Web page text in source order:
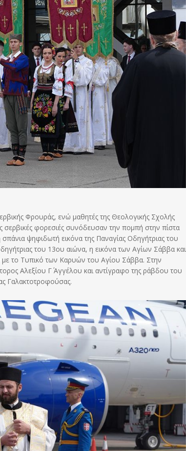
Φρουράς, ενώ μαθητές της Θεολογικής Σχολής
σερβικές φορεσιές συνόδευσαν την πομπή στην πίστα
ψηφιδωτή εικόνα της Παναγίας Οδηγήτριας του
του 13ου αιώνα, η εικόνα των Αγίων Σάββα και
το Τυπικό των Καρυών του Αγίου Σάββα. Στην
Αλεξίου Γ΄ Αγγέλου και αντίγραφο της ράβδου του
Γαλακτοτροφούσας.